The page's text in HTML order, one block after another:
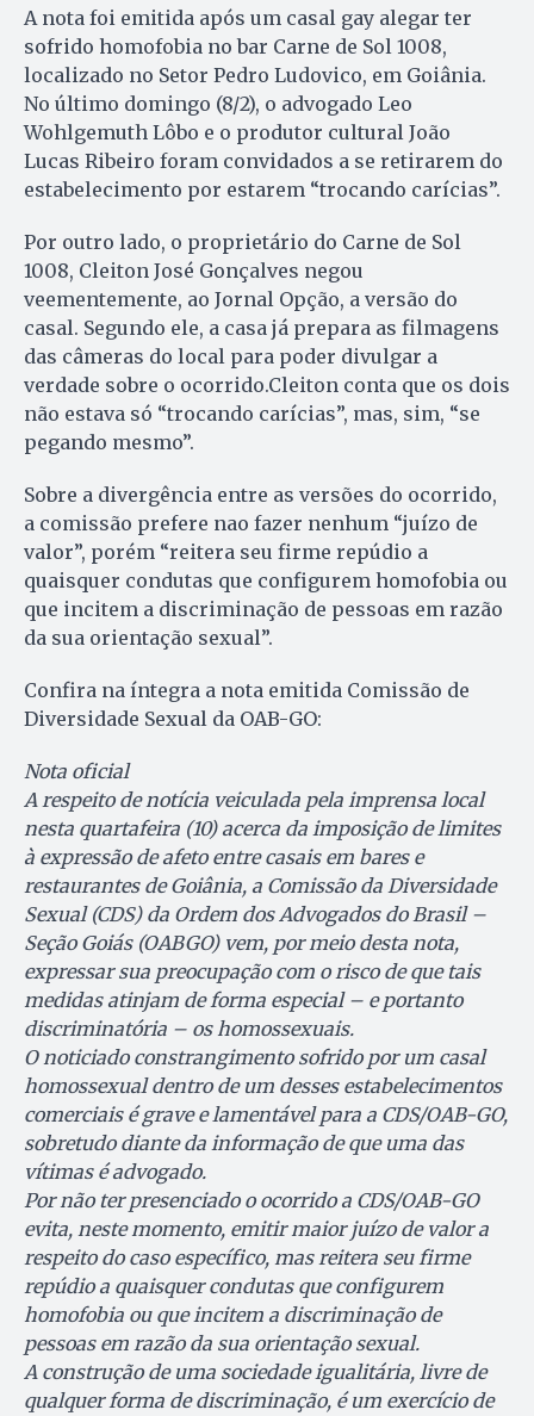
A nota foi emitida após um casal gay alegar ter
sofrido homofobia no bar Carne de Sol 1008,
localizado no Setor Pedro Ludovico, em Goiânia.
No último domingo (8/2), o advogado Leo
Wohlgemuth Lôbo e o produtor cultural João
Lucas Ribeiro foram convidados a se retirarem do
estabelecimento por estarem “trocando carícias”.
Por outro lado, o proprietário do Carne de Sol
1008, Cleiton José Gonçalves negou
veementemente, ao Jornal Opção, a versão do
casal. Segundo ele, a casa já prepara as filmagens
das câmeras do local para poder divulgar a
verdade sobre o ocorrido.Cleiton conta que os dois
não estava só “trocando carícias”, mas, sim, “se
pegando mesmo”.
Sobre a divergência entre as versões do ocorrido,
a comissão prefere nao fazer nenhum “juízo de
valor”, porém “reitera seu firme repúdio a
quaisquer condutas que configurem homofobia ou
que incitem a discriminação de pessoas em razão
da sua orientação sexual”.
Confira na íntegra a nota emitida Comissão de
Diversidade Sexual da OAB-GO:
Nota oficial
A respeito de notícia veiculada pela imprensa local
nesta quartafeira (10) acerca da imposição de limites
à expressão de afeto entre casais em bares e
restaurantes de Goiânia, a Comissão da Diversidade
Sexual (CDS) da Ordem dos Advogados do Brasil –
Seção Goiás (OABGO) vem, por meio desta nota,
expressar sua preocupação com o risco de que tais
medidas atinjam de forma especial – e portanto
discriminatória – os homossexuais.
O noticiado constrangimento sofrido por um casal
homossexual dentro de um desses estabelecimentos
comerciais é grave e lamentável para a CDS/OAB-GO,
sobretudo diante da informação de que uma das
vítimas é advogado.
Por não ter presenciado o ocorrido a CDS/OAB-GO
evita, neste momento, emitir maior juízo de valor a
respeito do caso específico, mas reitera seu firme
repúdio a quaisquer condutas que configurem
homofobia ou que incitem a discriminação de
pessoas em razão da sua orientação sexual.
A construção de uma sociedade igualitária, livre de
qualquer forma de discriminação, é um exercício de